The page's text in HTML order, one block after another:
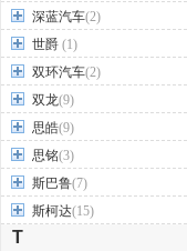
深蓝汽车(2)
世爵 (1)
双环汽车(2)
双龙(9)
思皓(9)
思铭(3)
斯巴鲁(7)
斯柯达(15)
T